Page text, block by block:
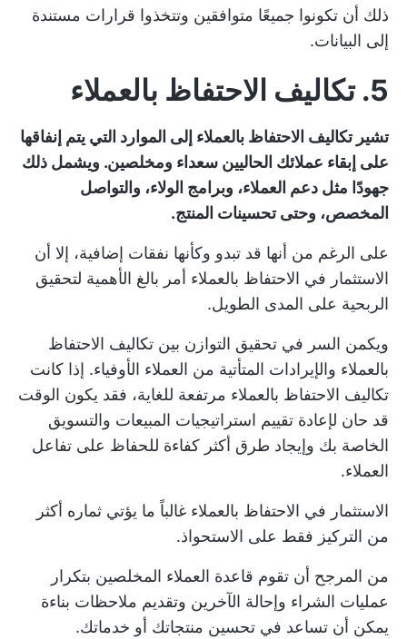
ذلك أن تكونوا جميعًا متوافقين وتتخذوا قرارات مستندة
إلى البيانات.
5. تكاليف الاحتفاظ بالعملاء
تشير تكاليف الاحتفاظ بالعملاء إلى الموارد التي يتم إنفاقها
على إبقاء عملائك الحاليين سعداء ومخلصين. ويشمل ذلك
جهودًا مثل دعم العملاء، وبرامج الولاء، والتواصل
المخصص، وحتى تحسينات المنتج.
على الرغم من أنها قد تبدو وكأنها نفقات إضافية، إلا أن
الاستثمار في الاحتفاظ بالعملاء أمر بالغ الأهمية لتحقيق
الربحية على المدى الطويل.
ويكمن السر في تحقيق التوازن بين تكاليف الاحتفاظ
بالعملاء والإيرادات المتأتية من العملاء الأوفياء. إذا كانت
تكاليف الاحتفاظ بالعملاء مرتفعة للغاية، فقد يكون الوقت
قد حان لإعادة تقييم استراتيجيات المبيعات والتسويق
الخاصة بك وإيجاد طرق أكثر كفاءة للحفاظ على تفاعل
العملاء.
الاستثمار في الاحتفاظ بالعملاء غالباً ما يؤتي ثماره أكثر
من التركيز فقط على الاستحواذ.
من المرجح أن تقوم قاعدة العملاء المخلصين بتكرار
عمليات الشراء وإحالة الآخرين وتقديم ملاحظات بناءة
يمكن أن تساعد في تحسين منتجاتك أو خدماتك.